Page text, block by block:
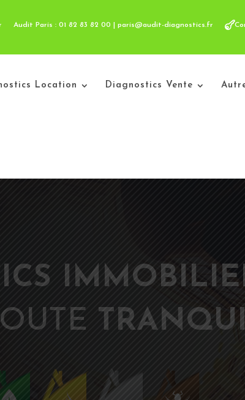
Audit Paris : 01 82 83 82 00 | paris@audit-diagnostics.fr
Location Diagnostics Vente